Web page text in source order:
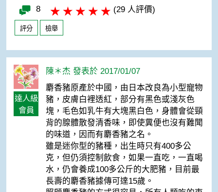
8 (29 人評價)
評分 檢舉
達人級
會員
陳＊杰 發表於 2017/01/07
麝香豬原產於中國，由日本改良為小型寵物
豬，皮膚白裡透紅，部分有黑色或淺灰色
塊，毛色如乳牛有大塊黑白色，身體會從頸
背的腺體散發清香味，即使糞便也沒有難聞
的味道，因而有麝香豬之名。
雖是迷你型的豬種，出生時只有400多公
克，但仍須控制飲食，如果一直吃，一直喝
水，仍會養成100多公斤的大肥豬，目前最
長壽的麝香豬據傳可達15歲。